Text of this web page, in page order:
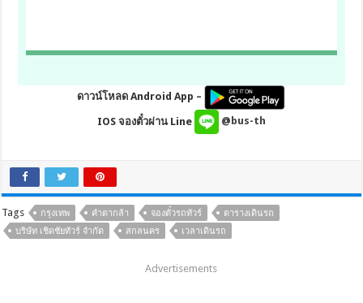
ดาวน์โหลด Android App –
IOS จองตั๋วผ่าน Line
@bus-th
Tags กรุงเทพ คำตากล้า จองตั๋วรถทัวร์
ตารางเดินรถ
บริษัท เชิดชัยทัวร์ จำกัด
สกลนคร เวลาเดินรถ
Advertisements